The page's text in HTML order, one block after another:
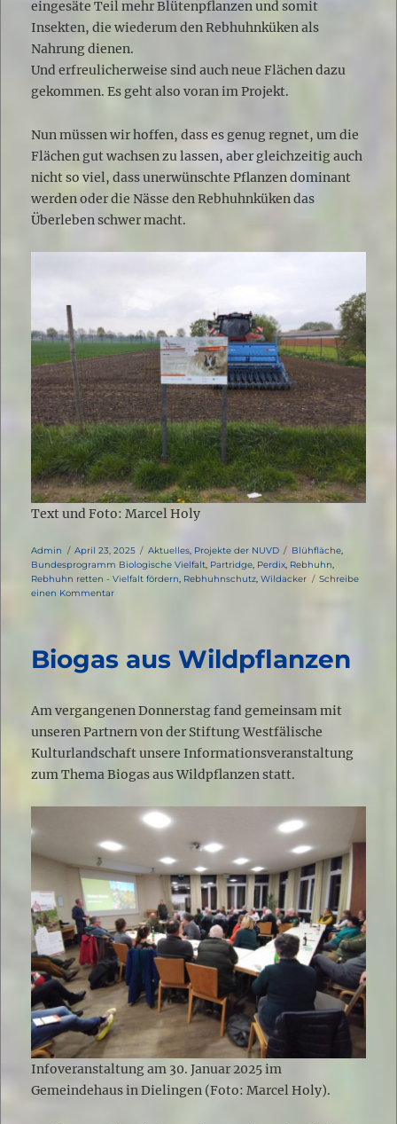
eingesäte Teil mehr Blütenpflanzen und somit
Insekten, die wiederum den Rebhuhnküken als
Nahrung dienen.
Und erfreulicherweise sind auch neue Flächen dazu
gekommen. Es geht also voran im Projekt.
Nun müssen wir hoffen, dass es genug regnet, um die
Flächen gut wachsen zu lassen, aber gleichzeitig auch
nicht so viel, dass unerwünschte Pflanzen dominant
werden oder die Nässe den Rebhuhnküken das
Überleben schwer macht.
Text und Foto: Marcel Holy
Autor
Admin
Veröffentlicht
am
April 23, 2025 Kategorien
Aktuelles, Projekte der NUVD Schlagwörter
Blühfläche,
Bundesprogramm Biologische Vielfalt, Partridge, Perdix, Rebhuhn,
Rebhuhn retten - Vielfalt fördern, Rebhuhnschutz,Wildacker
Schreibe
einen Kommentarzu
Biogas aus Wildpflanzen
Am vergangenen Donnerstag fand gemeinsam mit
unseren Partnern von der Stiftung Westfälische
Kulturlandschaft unsere Informationsveranstaltung
zum Thema Biogas aus Wildpflanzen statt.
Infoveranstaltung am 30. Januar 2025 im
Gemeindehaus in Dielingen (Foto: Marcel Holy).